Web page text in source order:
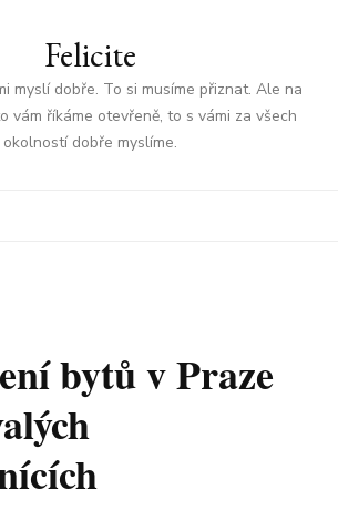
Felicite
myslí dobře. To si musíme přiznat. Ale na
vám říkáme otevřeně, to s vámi za všech
okolností dobře myslíme.
bytů v Praze